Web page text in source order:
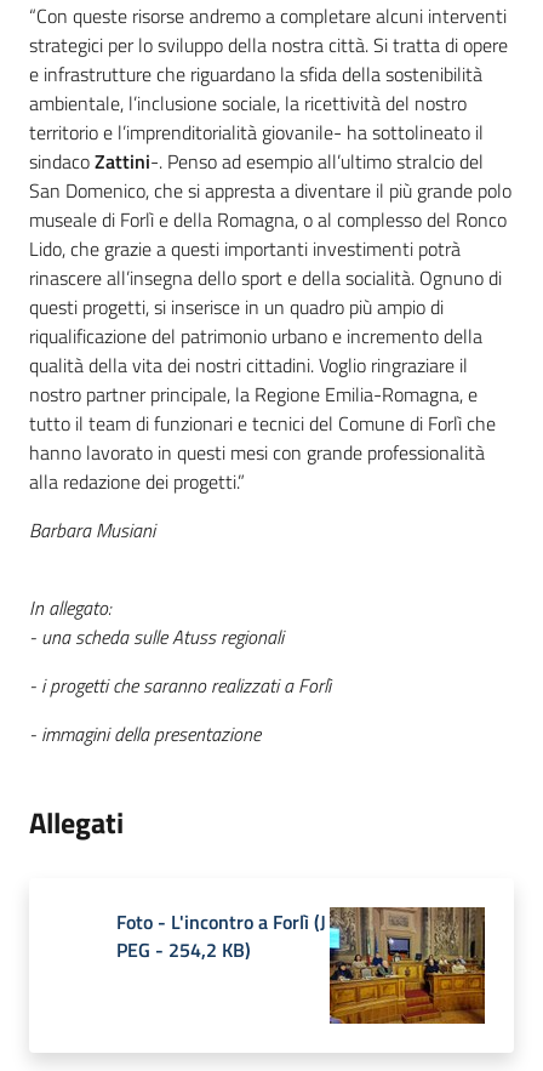
“Con queste risorse andremo a completare alcuni interventi
strategici per lo sviluppo della nostra città. Si tratta di opere
e infrastrutture che riguardano la sfida della sostenibilità
ambientale, l’inclusione sociale, la ricettività del nostro
territorio e l’imprenditorialità giovanile- ha sottolineato il
sindacoZattini-. Penso ad esempio all’ultimo stralcio del
San Domenico, che si appresta a diventare il più grande polo
museale di Forlì e della Romagna, o al complesso del Ronco
Lido, che grazie a questi importanti investimenti potrà
rinascere all’insegna dello sport e della socialità. Ognuno di
questi progetti, si inserisce in un quadro più ampio di
riqualificazione del patrimonio urbano e incremento della
qualità della vita dei nostri cittadini. Voglio ringraziare il
nostro partner principale, la Regione Emilia-Romagna, e
tutto il team di funzionari e tecnici del Comune di Forlì che
hanno lavorato in questi mesi con grande professionalità
alla redazione dei progetti.”
Barbara Musiani
In allegato:
- una scheda sulle Atuss regionali
- i progetti che saranno realizzati a Forlì
- immagini della presentazione
Allegati
Foto - L'incontro a Forlì(J
PEG - 254,2 KB)